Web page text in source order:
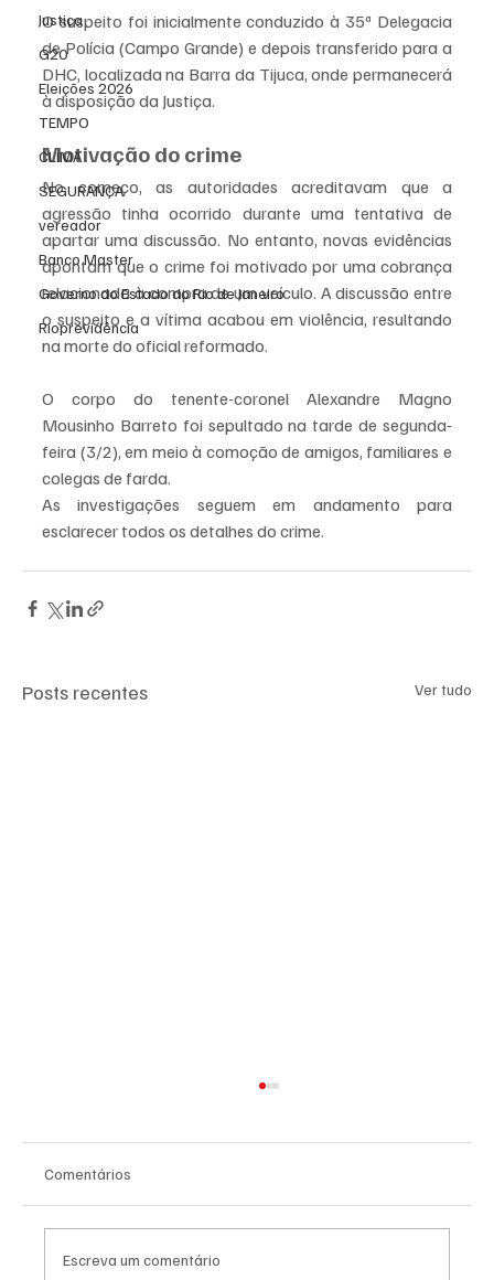
Justiça
G20
Eleições 2026
TEMPO
CLIMA
SEGURANÇA
vereador
Banco Master
Governo do Estado do Rio de Janeiro
Rioprevidência
O suspeito foi inicialmente conduzido à 35ª Delegacia
de Polícia (Campo Grande) e depois transferido para a
DHC, localizada na Barra da Tijuca, onde permanecerá
à disposição da Justiça.
Motivação do crime
No começo, as autoridades acreditavam que a
agressão tinha ocorrido durante uma tentativa de
apartar uma discussão. No entanto, novas evidências
apontam que o crime foi motivado por uma cobrança
relacionada à compra de um veículo. A discussão entre
o suspeito e a vítima acabou em violência, resultando
na morte do oficial reformado.
O corpo do tenente-coronel Alexandre Magno
Mousinho Barreto foi sepultado na tarde de segunda-
feira (3/2), em meio à comoção de amigos, familiares e
colegas de farda.
As investigações seguem em andamento para
esclarecer todos os detalhes do crime.
Posts recentes Ver tudo
Comentários
Escreva um comentário